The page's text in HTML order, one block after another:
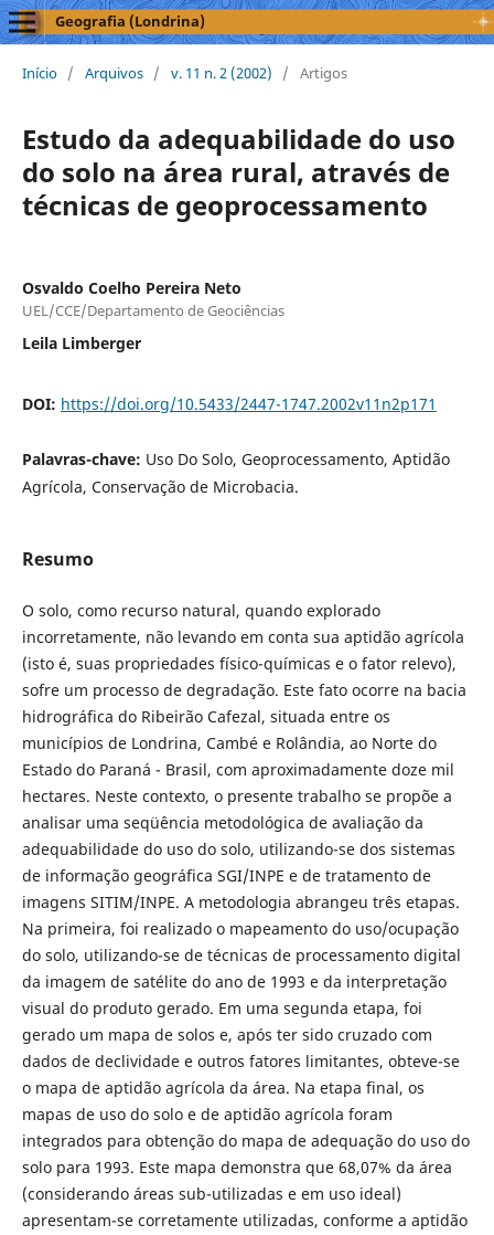
Geografia (Londrina)
Início / Arquivos / v. 11 n. 2 (2002) / Artigos
Estudo da adequabilidade do uso
do solo na área rural, através de
técnicas de geoprocessamento
Osvaldo Coelho Pereira Neto
UEL/CCE/Departamento de Geociências
Leila Limberger
DOI: https://doi.org/10.5433/2447-1747.2002v11n2p171
Palavras-chave: Uso Do Solo, Geoprocessamento, Aptidão
Agrícola, Conservação de Microbacia.
Resumo
O solo, como recurso natural, quando explorado
incorretamente, não levando em conta sua aptidão agrícola
(isto é, suas propriedades físico-químicas e o fator relevo),
sofre um processo de degradação. Este fato ocorre na bacia
hidrográfica do Ribeirão Cafezal, situada entre os
municípios de Londrina, Cambé e Rolândia, ao Norte do
Estado do Paraná - Brasil, com aproximadamente doze mil
hectares. Neste contexto, o presente trabalho se propõe a
analisar uma seqüência metodológica de avaliação da
adequabilidade do uso do solo, utilizando-se dos sistemas
de informação geográfica SGI/INPE e de tratamento de
imagens SITIM/INPE. A metodologia abrangeu três etapas.
Na primeira, foi realizado o mapeamento do uso/ocupação
do solo, utilizando-se de técnicas de processamento digital
da imagem de satélite do ano de 1993 e da interpretação
visual do produto gerado. Em uma segunda etapa, foi
gerado um mapa de solos e, após ter sido cruzado com
dados de declividade e outros fatores limitantes, obteve-se
o mapa de aptidão agrícola da área. Na etapa final, os
mapas de uso do solo e de aptidão agrícola foram
integrados para obtenção do mapa de adequação do uso do
solo para 1993. Este mapa demonstra que 68,07% da área
(considerando áreas sub-utilizadas e em uso ideal)
apresentam-se corretamente utilizadas, conforme a aptidão